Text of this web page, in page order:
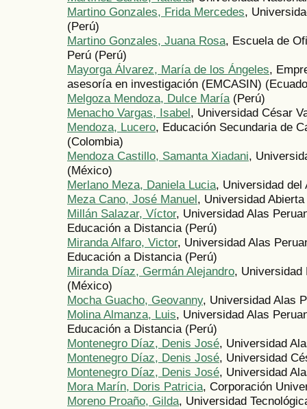
Martino Gonzales, Frida Mercedes,
(Perú)
Martino Gonzales, Juana Rosa, Escuela de
Perú (Perú)
Mayorga Álvarez, María de los Ángeles,
asesoría en investigación (EMCASIN)
Melgoza Mendoza, Dulce María(Perú)
Menacho Vargas, Isabel, Universidad César
Mendoza, Lucero, Educación Secundaria de
(Colombia)
Mendoza Castillo, Samanta Xiadani,
(México)
Merlano Meza, Daniela Lucia, Universidad del
Meza Cano, José Manuel, Universidad
Millán Salazar, Víctor, Universidad Alas
Educación a Distancia (Perú)
Miranda Alfaro, Victor, Universidad Alas
Educación a Distancia (Perú)
Miranda Díaz, Germán Alejandro, Universidad
(México)
Mocha Guacho, Geovanny, Universidad Alas
Molina Almanza, Luis, Universidad Alas
Educación a Distancia (Perú)
Montenegro Díaz, Denis José, Universidad
Montenegro Díaz, Denis José, Universidad
Montenegro Díaz, Denis José, Universidad
Mora Marín, Doris Patricia, Corporación
Moreno Proaño, Gilda, Universidad